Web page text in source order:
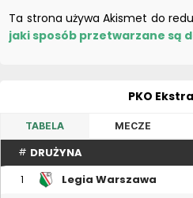
Ta strona używa Akismet do
jaki sposób przetwarzane są
PKO
TABELA MECZE
# DRUŻYNA
1 Legia Warszawa